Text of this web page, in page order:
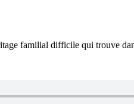
familial difficile qui trouve